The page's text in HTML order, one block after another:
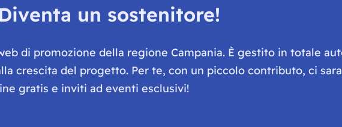
Diventa un sostenitore!
di promozione della regione Campania. È gestito in totale
crescita del progetto. Per te, con un piccolo contributo, ci
gratis e inviti ad eventi esclusivi!